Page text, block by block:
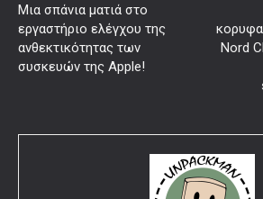
Μια σπάνια ματιά στο
εργαστήριο ελέγχου της
ανθεκτικότητας των
συσκευών της Apple!
Nord